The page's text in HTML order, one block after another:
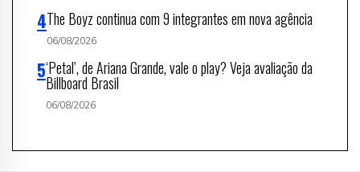
The Boyz continua com 9 integrantes em nova agência
06/08/2026
‘Petal’, de Ariana Grande, vale o play? Veja avaliação da
Billboard Brasil
06/08/2026